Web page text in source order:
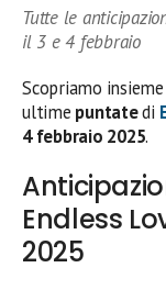
Tutte le
il 3 e 4 febbraio
Scopriamo
ultime puntatedi
4 febbraio 2025.
Endless
2025